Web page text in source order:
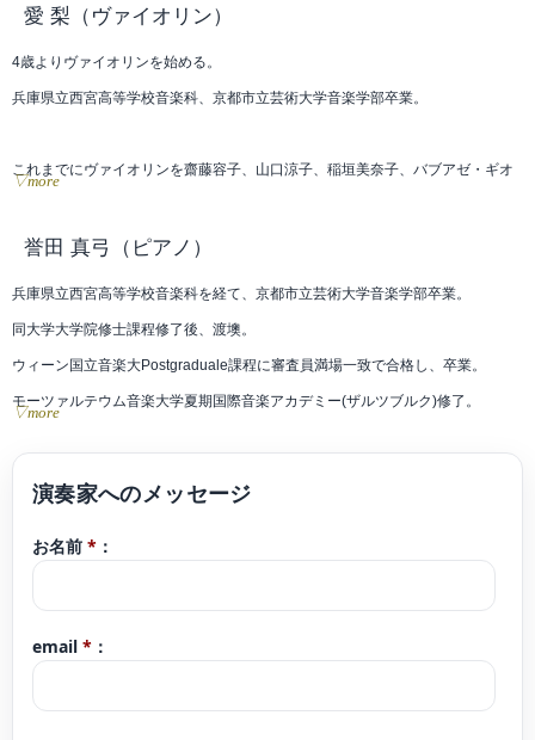
愛 梨 （ヴァイオリン）
4歳よりヴァイオリンを始める。
兵庫県立西宮高等学校音楽科、京都市立芸術大学音楽学部卒業。
これまでにヴァイオリンを齋藤容子、山口涼子、稲垣美奈子、バブアゼ・ギオ
て、ソリスト出演を予定している。
現在は、多方面で演奏活動をする傍ら、後進の指導にも当たっている。
▽more
誉田 真弓 （ピアノ）
兵庫県立西宮高等学校音楽科を経て、京都市立芸術大学音楽学部卒業。
同大学大学院修士課程修了後、渡墺。
ウィーン国立音楽大Postgraduale課程に審査員満場一致で合格し、卒業。
モーツァルテウム音楽大学夏期国際音楽アカデミー(ザルツブルク)修了。
2013・2014・ 2016ル・ポン国際音楽祭プリコンサート等に出演。
第21回日本クラシック音楽コンクール全国大会入賞。第5回クオリア音楽フェ
奨励賞。
第28回宝塚ベガ音楽コンクール入選。
▽more
お名前 * ：
email * ：